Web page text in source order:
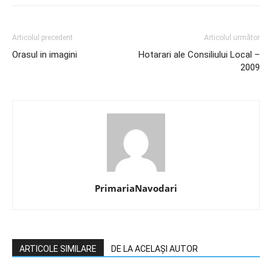
Articolul precedent
Orasul in imagini
Articolul următor
Hotarari ale Consiliului Local –
2009
PrimariaNavodari
ARTICOLE SIMILARE DE LA ACELAȘI AUTOR